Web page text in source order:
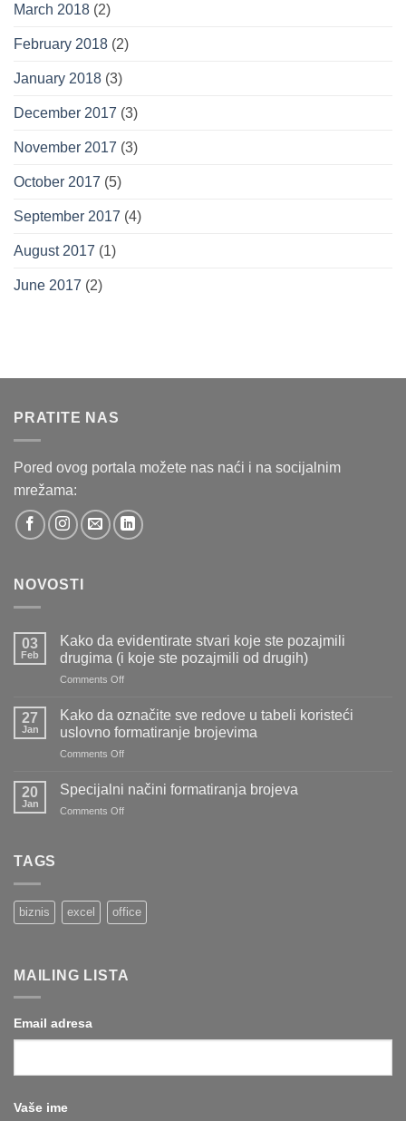
March 2018 (2)
February 2018 (2)
January 2018 (3)
December 2017 (3)
November 2017 (3)
October 2017 (5)
September 2017 (4)
August 2017 (1)
June 2017 (2)
PRATITE NAS
Pored ovog portala možete nas naći i na socijalnim
mrežama:
NOVOSTI
03
Feb
Kako da evidentirate stvari koje ste pozajmili
drugima (i koje ste pozajmili od drugih)
Comments Offon
evidentirate
stvari
koje
pozajmili
27
Jan
Kako da označite sve redove u tabeli koristeći
uslovno formatiranje brojevima
Comments Offon
formatiranje
brojevima
20
Jan
Specijalni načini formatiranja brojeva
Comments Offon
TAGS
biznis excel office
MAILING LISTA
Email adresa
Vaše ime